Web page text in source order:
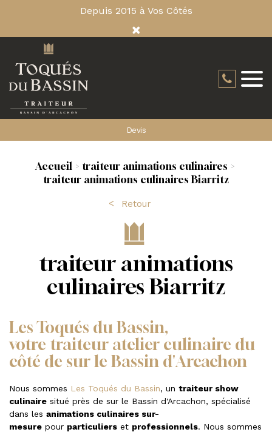
Depuis 2015 à Vos Côtés
×
Devis
Accueil
traiteur animations culinaires
traiteur animations culinaires Biarritz
Retour
traiteur animations
culinaires Biarritz
Les Toqués du Bassin,
votre traiteur atelier culinaire du
côté de sur le Bassin d'Arcachon
Nous sommes Les Toqués du Bassin, un traiteur show
culinaire situé près de sur le Bassin d'Arcachon, spécialisé
dans les animations culinaires sur-
mesure pour particuliers et professionnels. Nous sommes